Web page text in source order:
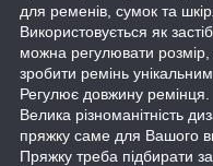
для ременів, сумок та
Використовується як
можна регулювати розмір,
зробити ремінь унікальним.
Регулює довжину ремінця.
Велика різноманітність
пряжку саме для Вашого
Пряжку треба підбирати